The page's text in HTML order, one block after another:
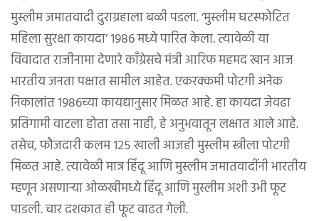
मुस्लीम जमातवादी दुराग्रहाला बळी पडला. ‘मुस्लीम घटस्फोटित
महिला सुरक्षा कायदा’ १९८६ मध्ये पारित केला. त्यावेळी या
विवादात राजीनामा देणारे काँग्रेसचे मंत्री आरिफ महमद खान आज
भारतीय जनता पक्षात सामील आहेत. एकरक्कमी पोटगी अनेक
निकालांत १९८६च्या कायद्यानुसार मिळत आहे. हा कायदा जेवढा
प्रतिगामी वाटला होता तसा नाही, हे अनुभवातून लक्षात आले आहे.
तसेच, फौजदारी कलम १२५ खाली आजही मुस्लीम स्त्रीला पोटगी
मिळत आहे. त्यावेळी मात्र हिंदू आणि मुस्लीम जमातवादींनी भारतीय
म्हणून असणाऱ्या ओळखीमध्ये हिंदू आणि मुस्लीम अशी उभी फूट
पाडली. चार दशकात ही फूट वाढत गेली.